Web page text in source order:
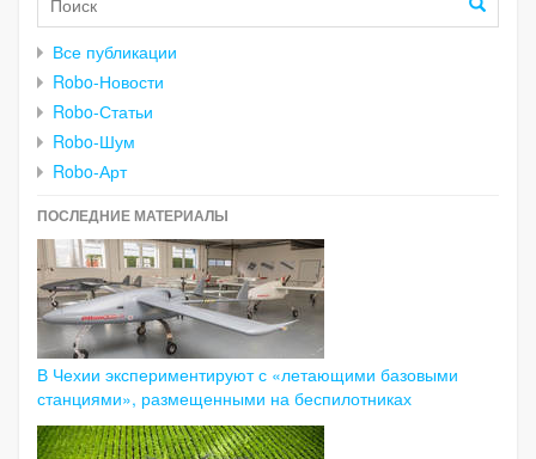
Все публикации
Robo-Новости
Robo-Статьи
Robo-Шум
Robo-Арт
ПОСЛЕДНИЕ МАТЕРИАЛЫ
В Чехии экспериментируют с «летающими базовыми
станциями», размещенными на беспилотниках